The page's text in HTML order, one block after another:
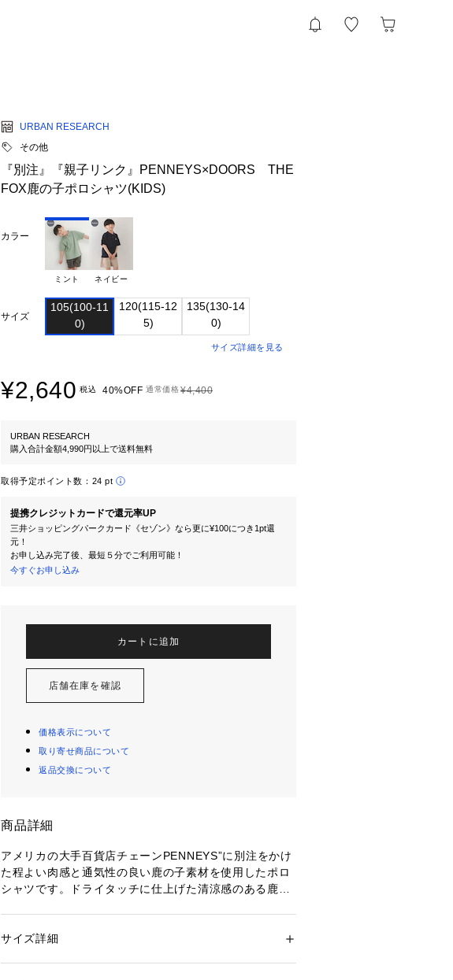
URBAN RESEARCH
その他
『別注』『親子リンク』PENNEYS×DOORS THE
FOX鹿の子ポロシャツ(KIDS)
カラー
ミント ネイビー
サイズ
105(100-11
120(115-12
135(130-14
サイズ詳細を見る
¥2,640 税込 40%OFF 通常価格¥4,400
URBAN RESEARCH
購入合計金額4,990円以上で送料無料
取得予定ポイント数： 24 pt
提携クレジットカードで還元率UP
三井ショッピングパークカード《セゾン》なら更に¥100につき1pt還
元！
お申し込み完了後、最短５分でご利用可能！
今すぐお申し込み
カートに追加
店舗在庫を確認
価格表示について
取り寄せ商品について
返品交換について
商品詳細
アメリカの大手百貨店チェーンPENNEYS”に別注をかけ
た程よい肉感と通気性の良い鹿の子素材を使用したポロ
シャツです。ドライタッチに仕上げた清涼感のある鹿の
上品なNAVYはDOORSオリジナルのチャコールグレー刺
性別：キッズ・ベビー
サイズ詳細